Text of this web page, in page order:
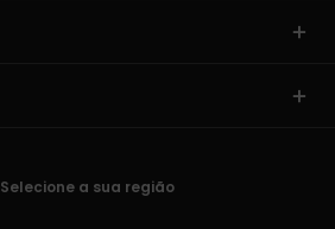
Selecione a sua região